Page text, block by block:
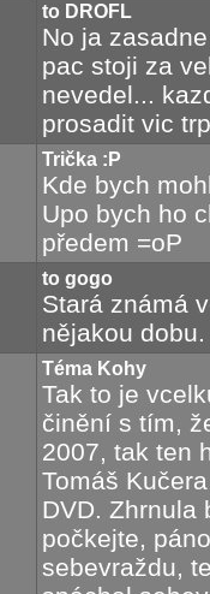
to DROFL
No ja
pac stoji za
nevedel...
prosadit vic
Trička :P
Kde bych
Upo bych ho
předem =oP
to gogo
Stará známá
nějakou
Téma Kohy
Tak to je
činění s tím,
2007, tak ten
Tomáš
DVD. Zhrnula
počkejte,
sebevraždu,